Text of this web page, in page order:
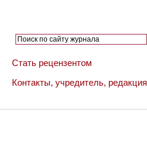
Стать рецензентом
Контакты, учредитель, редакция